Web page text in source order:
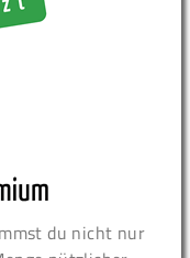
du nicht nur